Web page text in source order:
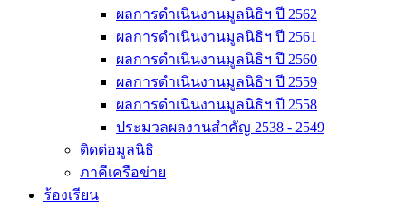
ผลการดำเนินงานมูลนิธิฯ ปี 2562
ผลการดำเนินงานมูลนิธิฯ ปี 2561
ผลการดำเนินงานมูลนิธิฯ ปี 2560
ผลการดำเนินงานมูลนิธิฯ ปี 2559
ผลการดำเนินงานมูลนิธิฯ ปี 2558
ประมวลผลงานสำคัญ 2538 - 2549
ติดต่อมูลนิธิ
ภาคีเครือข่าย
ร้องเรียน